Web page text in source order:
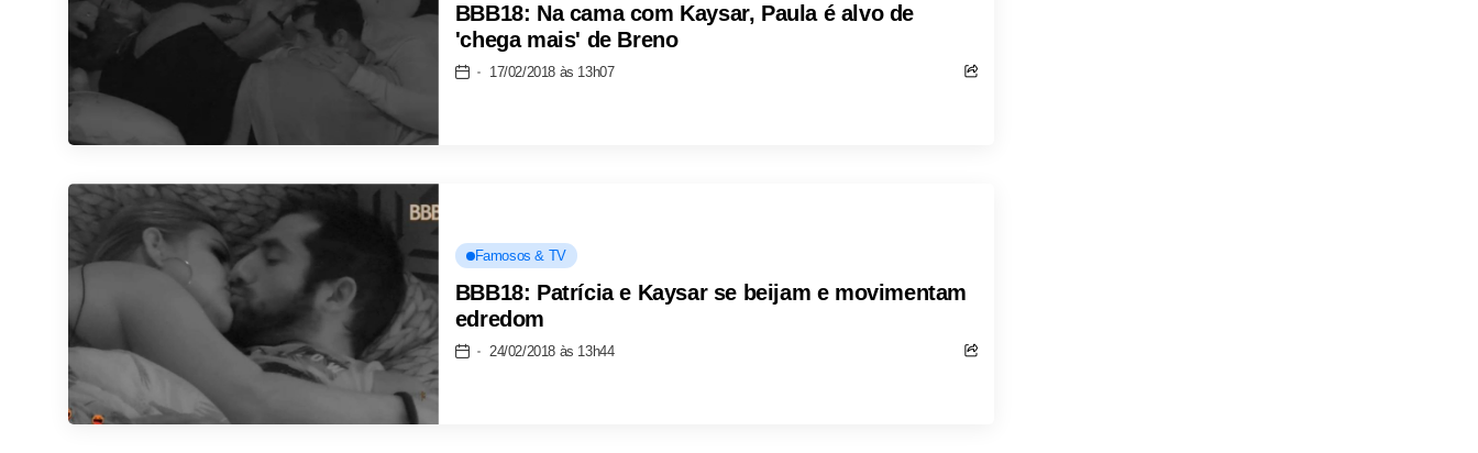
BBB18: Na cama com Kaysar, Paula é alvo de
'chega mais' de Breno
17/02/2018 às 13h07
Famosos & TV
BBB18: Patrícia e Kaysar se beijam e movimentam
edredom
24/02/2018 às 13h44